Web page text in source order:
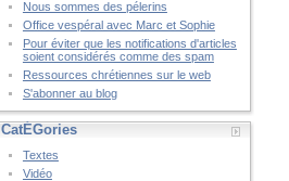
Nous sommes des pélerins
Office vespéral avec Marc et Sophie
Pour éviter que les notifications d'articles
soient considérés comme des spam
Ressources chrétiennes sur le web
S'abonner au blog
CatÉGories
Textes
Vidéo